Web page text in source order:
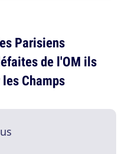
Parisiens
de l'OM ils
Champs